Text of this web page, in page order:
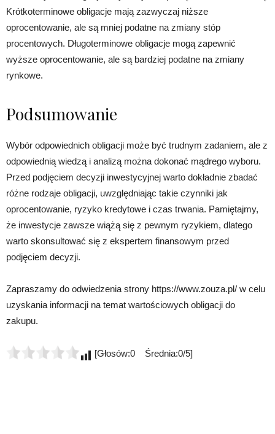
Krótkoterminowe obligacje mają zazwyczaj niższe
oprocentowanie, ale są mniej podatne na zmiany stóp
procentowych. Długoterminowe obligacje mogą zapewnić
wyższe oprocentowanie, ale są bardziej podatne na zmiany
rynkowe.
Podsumowanie
Wybór odpowiednich obligacji może być trudnym zadaniem, ale z
odpowiednią wiedzą i analizą można dokonać mądrego wyboru.
Przed podjęciem decyzji inwestycyjnej warto dokładnie zbadać
różne rodzaje obligacji, uwzględniając takie czynniki jak
oprocentowanie, ryzyko kredytowe i czas trwania. Pamiętajmy,
że inwestycje zawsze wiążą się z pewnym ryzykiem, dlatego
warto skonsultować się z ekspertem finansowym przed
podjęciem decyzji.
Zapraszamy do odwiedzenia strony https://www.zouza.pl/ w celu
uzyskania informacji na temat wartościowych obligacji do
zakupu.
[Głosów:0 Średnia:0/5]